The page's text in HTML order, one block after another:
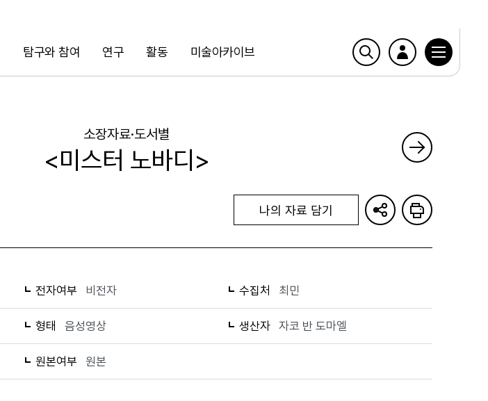
탐구와 참여 연구 활동 미술아카이브
검색
소장자료·도서별
<미스터 노바디>
나의 자료 담기
전자여부 비전자 수집처 최민
형태 음성영상 생산자 자코 반 도마엘
원본여부 원본